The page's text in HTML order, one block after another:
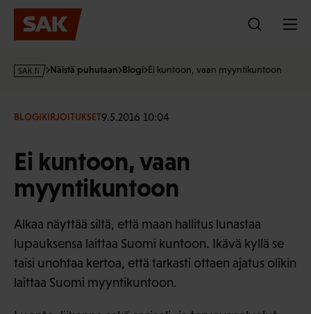
Hyppää
sisältöön
s
·
Näistä puhutaan Blogi Ei kuntoon, vaan myyntikuntoon
BLOGIKIRJOITUKSET9.5.2016 10:04
Ei kuntoon, vaan
myyntikuntoon
Alkaa näyttää siltä, että maan hallitus lunastaa
lupauksensa laittaa Suomi kuntoon. Ikävä kyllä se
taisi unohtaa kertoa, että tarkasti ottaen ajatus olikin
laittaa Suomi myyntikuntoon.